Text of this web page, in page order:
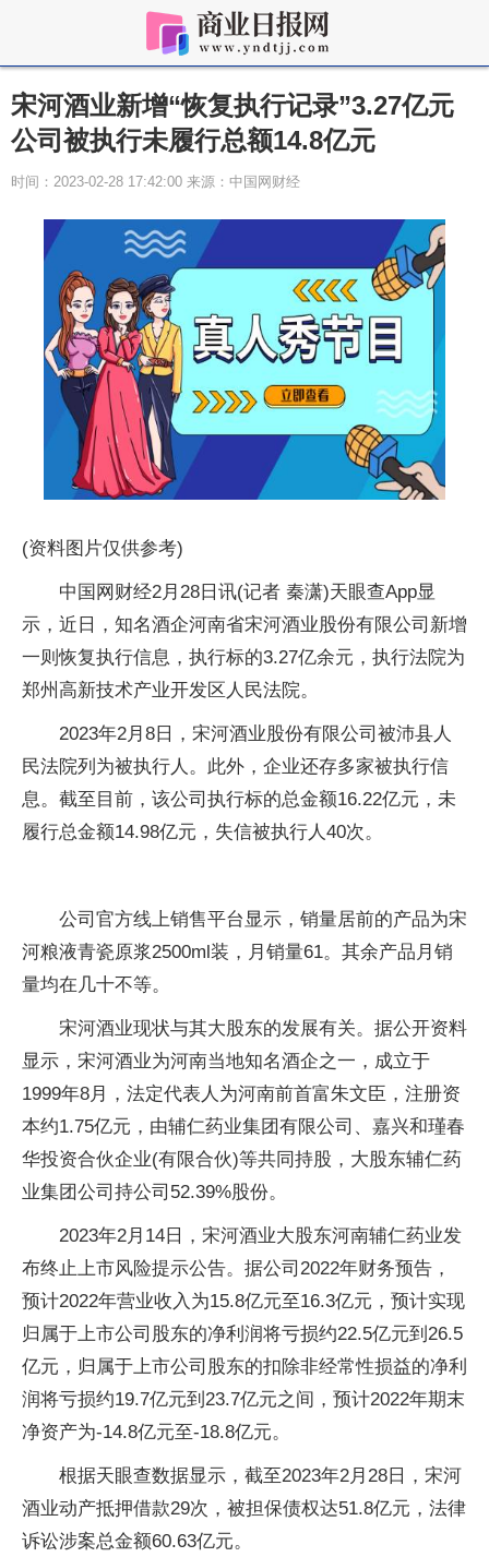
宋河酒业新增“恢复执行记录”3.27亿元
公司被执行未履行总额14.8亿元
时间：2023-02-28 17:42:00 来源：中国网财经
(资料图片仅供参考)
中国网财经2月28日讯(记者 秦潇)天眼查App显
示，近日，知名酒企河南省宋河酒业股份有限公司新增
一则恢复执行信息，执行标的3.27亿余元，执行法院为
郑州高新技术产业开发区人民法院。
2023年2月8日，宋河酒业股份有限公司被沛县人
民法院列为被执行人。此外，企业还存多家被执行信
息。截至目前，该公司执行标的总金额16.22亿元，未
履行总金额14.98亿元，失信被执行人40次。
公司官方线上销售平台显示，销量居前的产品为宋
河粮液青瓷原浆2500ml装，月销量61。其余产品月销
量均在几十不等。
宋河酒业现状与其大股东的发展有关。据公开资料
显示，宋河酒业为河南当地知名酒企之一，成立于
1999年8月，法定代表人为河南前首富朱文臣，注册资
本约1.75亿元，由辅仁药业集团有限公司、嘉兴和瑾春
华投资合伙企业(有限合伙)等共同持股，大股东辅仁药
业集团公司持公司52.39%股份。
2023年2月14日，宋河酒业大股东河南辅仁药业发
布终止上市风险提示公告。据公司2022年财务预告，
预计2022年营业收入为15.8亿元至16.3亿元，预计实现
归属于上市公司股东的净利润将亏损约22.5亿元到26.5
亿元，归属于上市公司股东的扣除非经常性损益的净利
润将亏损约19.7亿元到23.7亿元之间，预计2022年期末
净资产为-14.8亿元至-18.8亿元。
根据天眼查数据显示，截至2023年2月28日，宋河
酒业动产抵押借款29次，被担保债权达51.8亿元，法律
诉讼涉案总金额60.63亿元。